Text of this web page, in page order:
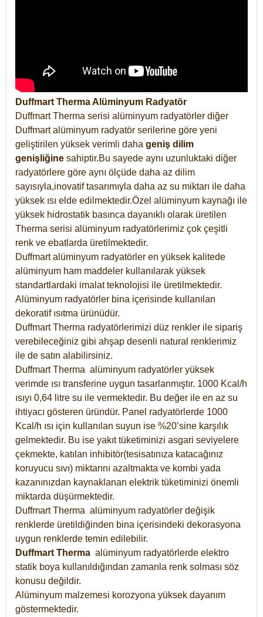
Duffmart Therma Alüminyum Radyatör
Duffmart Therma serisi alüminyum radyatörler diğer
Duffmart alüminyum radyatör serilerine göre yeni
geliştirilen yüksek verimli daha geniş dilim
genişliğine sahiptir.Bu sayede aynı uzunluktaki diğer
radyatörlere göre aynı ölçüde daha az dilim
sayısıyla,inovatif tasarımıyla daha az su miktarı ile daha
yüksek ısı elde edilmektedir.Özel alüminyum kaynağı ile
yüksek hidrostatik basınca dayanıklı olarak üretilen
Therma serisi alüminyum radyatörlerimiz çok çeşitli
renk ve ebatlarda üretilmektedir.
Duffmart alüminyum radyatörler en yüksek kalitede
alüminyum ham maddeler kullanılarak yüksek
standartlardaki imalat teknolojisi ile üretilmektedir.
Alüminyum radyatörler bina içerisinde kullanılan
dekoratif ısıtma ürünüdür.
Duffmart Therma radyatörlerimizi düz renkler ile sipariş
verebileceğiniz gibi ahşap desenli natural renklerimiz
ile de satın alabilirsiniz.
Duffmart Therma alüminyum radyatörler yüksek
verimde ısı transferine uygun tasarlanmıştır. 1000 Kcal/h
ısıyı 0,64 litre su ile vermektedir. Bu değer ile en az su
ihtiyacı gösteren üründür. Panel radyatörlerde 1000
Kcal/h ısı için kullanılan suyun ise %20’sine karşılık
gelmektedir. Bu ise yakıt tüketiminizi asgari seviyelere
çekmekte, katılan inhibitör(tesisatınıza katacağınız
koruyucu sıvı) miktarını azaltmakta ve kombi yada
kazanınızdan kaynaklanan elektrik tüketiminizi önemli
miktarda düşürmektedir.
Duffmart Therma alüminyum radyatörler değişik
renklerde üretildiğinden bina içerisindeki dekorasyona
uygun renklerde temin edilebilir.
Duffmart Therma alüminyum radyatörlerde elektro
statik boya kullanıldığından zamanla renk solması söz
konusu değildir.
Alüminyum malzemesi korozyona yüksek dayanım
göstermektedir.